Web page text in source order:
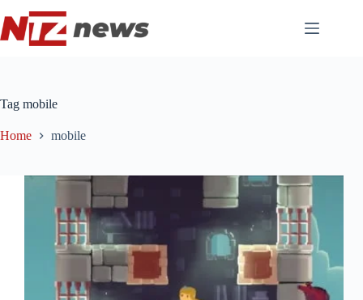
para
o
conteúdo
Tag mobile
Home mobile